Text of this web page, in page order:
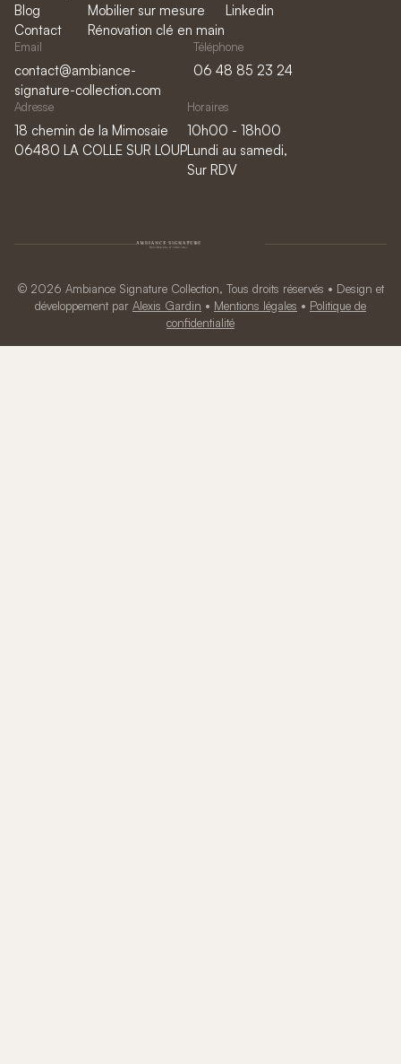
Blog
Contact
Mobilier sur mesure
Rénovation clé en main
Linkedin
Email
contact@ambiance-
signature-collection.com
Téléphone
06 48 85 23 24
Adresse
18 chemin de la Mimosaie
06480 LA COLLE SUR LOUP
Horaires
10h00 - 18h00
Lundi au samedi,
Sur RDV
© 2026 Ambiance Signature Collection, Tous droits réservés • Design et
développement par Alexis Gardin • Mentions légales • Politique de
confidentialité